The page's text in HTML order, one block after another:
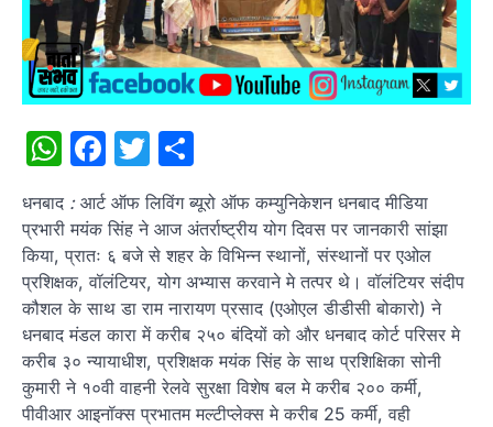
WhatsApp
Facebook
Twitter
धनबाद:आर्ट ऑफ लिविंग ब्यूरो ऑफ कम्युनिकेशन धनबाद मीडिया
प्रभारी मयंक सिंह ने आज अंतर्राष्ट्रीय योग दिवस पर जानकारी सांझा
किया, प्रातः ६ बजे से शहर के विभिन्न स्थानों, संस्थानों पर एओल
प्रशिक्षक, वॉलंटियर, योग अभ्यास करवाने मे तत्पर थे। वॉलंटियर संदीप
कौशल के साथ डा राम नारायण प्रसाद (एओएल डीडीसी बोकारो) ने
धनबाद मंडल कारा में करीब २५० बंदियों को और धनबाद कोर्ट परिसर मे
करीब ३० न्यायाधीश, प्रशिक्षक मयंक सिंह के साथ प्रशिक्षिका सोनी
कुमारी ने १०वी वाहनी रेलवे सुरक्षा विशेष बल मे करीब २०० कर्मी,
पीवीआर आइनॉक्स प्रभातम मल्टीप्लेक्स मे करीब 25 कर्मी, वही